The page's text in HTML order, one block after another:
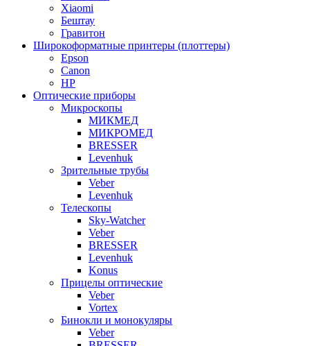
Xiaomi
Бештау
Гравитон
Широкоформатные принтеры (плоттеры)
Epson
Canon
HP
Оптические приборы
Микроскопы
МИКМЕД
МИКРОМЕД
BRESSER
Levenhuk
Зрительные трубы
Veber
Levenhuk
Телескопы
Sky-Watcher
Veber
BRESSER
Levenhuk
Konus
Прицелы оптические
Veber
Vortex
Бинокли и монокуляры
Veber